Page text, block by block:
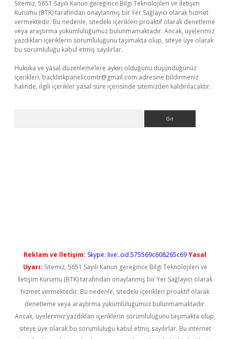
Sitemiz, 5651 Sayılı Kanun gereğince Bilgi Teknolojileri ve İletişim
Kurumu (BTK) tarafından onaylanmış bir Yer Sağlayıcı olarak hizmet
vermektedir. Bu nedenle, sitedeki içerikleri proaktif olarak denetleme
veya araştırma yükümlülüğümüz bulunmamaktadır. Ancak, üyelerimiz
yazdıkları içeriklerin sorumluluğunu taşımakta olup, siteye üye olarak
bu sorumluluğu kabul etmiş sayılırlar.
Hukuka ve yasal düzenlemelere aykırı olduğunu düşündüğünüz
içerikleri, backlinkpanelicomtr@gmail.com adresine bildirmeniz
halinde, ilgili içerikler yasal süre içerisinde sitemizden kaldırılacaktır.
Reklam ve İletişim: Skype: live:.cid.575569c608265c69Yasal
Uyarı: Sitemiz, 5651 Sayılı Kanun gereğince Bilgi Teknolojileri ve
İletişim Kurumu (BTK) tarafından onaylanmış bir Yer Sağlayıcı olarak
hizmet vermektedir. Bu nedenle, sitedeki içerikleri proaktif olarak
denetleme veya araştırma yükümlülüğümüz bulunmamaktadır.
Ancak, üyelerimiz yazdıkları içeriklerin sorumluluğunu taşımakta olup,
siteye üye olarak bu sorumluluğu kabul etmiş sayılırlar. Bu internet